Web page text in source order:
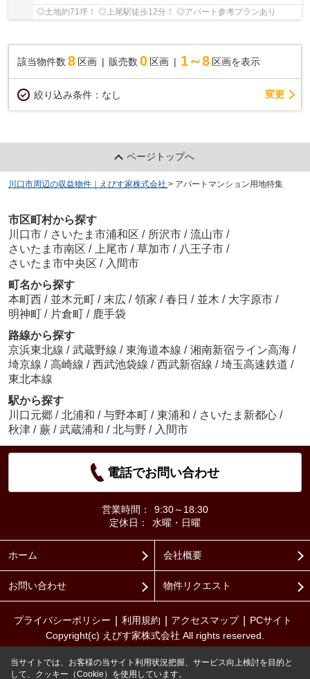
◎土地約71坪！ ◎上尾駅徒歩12分！ ◎アパート参考プランあり
該当物件数 8 区画 販売数 0 区画 1～8 区画を表示
絞り込み条件： なし 変更
ページトップへ
川口市周辺の収益物件｜えびす家株式会社 > アパートマンション用地特集
市区町村から探す
川口市 / さいたま市浦和区 / 所沢市 / 流山市 /
さいたま市南区 / 上尾市 / 草加市 / 八王子市 /
さいたま市中央区 / 入間市
町名から探す
本町西 / 並木元町 / 末広 / 領家 / 春日 / 並木 / 大字原市 /
明神町 / 片倉町 / 鹿手袋
路線から探す
京浜東北線 / 武蔵野線 / 東海道本線 / 湘南新宿ライン高海 /
埼京線 / 高崎線 / 西武池袋線 / 西武新宿線 / 埼玉高速鉄道 /
東北本線
駅から探す
川口元郷 / 北浦和 / 与野本町 / 東浦和 / さいたま新都心 /
秋津 / 蕨 / 武蔵浦和 / 北与野 / 入間市
電話でお問い合わせ
営業時間：
9:30～18:30
定休日：
水曜・日曜
ホーム 会社概要
お問い合わせ 物件リクエスト
プライバシーポリシー 利用規約 アクセスマップ
PCサイト
Copyright(c) えびす家株式会社 All rights reserved.
当サイトでは、お客様の当サイト利用状況把握、サービス向上検討を目的と
して、クッキー（Cookie）を使用しています。